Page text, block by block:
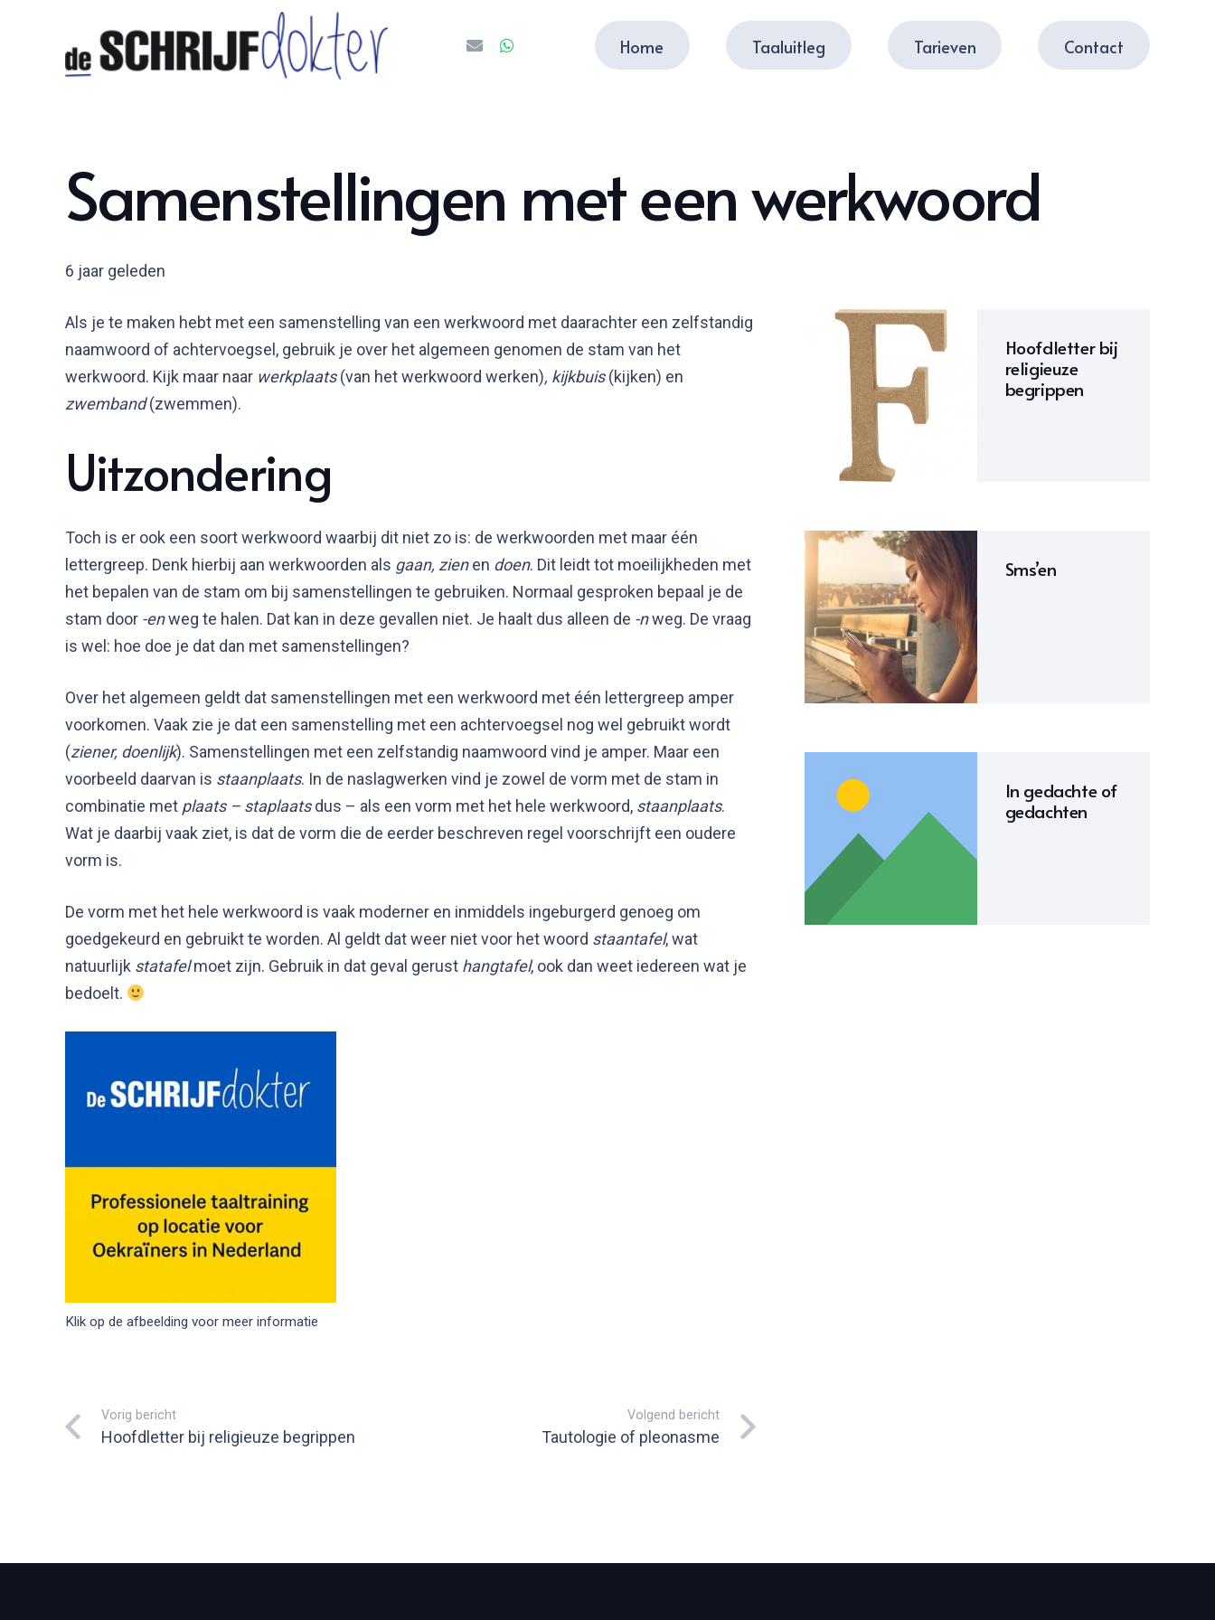
Home Taaluitleg Tarieven Contact
Samenstellingen met een werkwoord
6 jaar geleden
Als je te maken hebt met een samenstelling van een werkwoord met daarachter een zelfstandig
naamwoord of achtervoegsel, gebruik je over het algemeen genomen de stam van het
werkwoord. Kijk maar naar werkplaats(van het werkwoord werken), kijkbuis(kijken) en
zwemband(zwemmen).
Uitzondering
Toch is er ook een soort werkwoord waarbij dit niet zo is: de werkwoorden met maar één
lettergreep. Denk hierbij aan werkwoorden als gaan, zienen doen. Dit leidt tot moeilijkheden met
het bepalen van de stam om bij samenstellingen te gebruiken. Normaal gesproken bepaal je de
stam door ­ -enweg te halen. Dat kan in deze gevallen niet. Je haalt dus alleen de -nweg. De vraag
is wel: hoe doe je dat dan met samenstellingen?
Over het algemeen geldt dat samenstellingen met een werkwoord met één lettergreep amper
voorkomen. Vaak zie je dat een samenstelling met een achtervoegsel nog wel gebruikt wordt
(ziener, doenlijk). Samenstellingen met een zelfstandig naamwoord vind je amper. Maar een
voorbeeld daarvan is staanplaats. In de naslagwerken vind je zowel de vorm met de stam in
combinatie met plaats – staplaatsdus – als een vorm met het hele werkwoord, staanplaats.
Wat je daarbij vaak ziet, is dat de vorm die de eerder beschreven regel voorschrijft een oudere
vorm is.
De vorm met het hele werkwoord is vaak moderner en inmiddels ingeburgerd genoeg om
goedgekeurd en gebruikt te worden. Al geldt dat weer niet voor het woord staantafel, wat
natuurlijk statafelmoet zijn. Gebruik in dat geval gerust hangtafel, ook dan weet iedereen wat je
bedoelt.
Klik op de afbeelding voor meer informatie
Vorig bericht
Hoofdletter bij religieuze begrippen
Volgend bericht
Tautologie of pleonasme
Hoofdletter bij
religieuze
begrippen
Sms’en
In gedachte of
gedachten